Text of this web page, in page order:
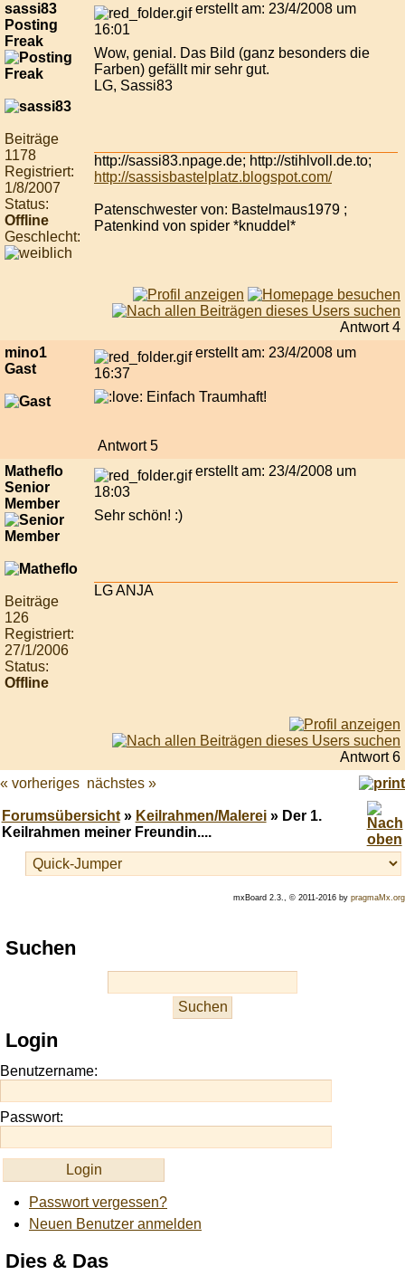
sassi83
Posting
Freak
Beiträge
1178
Registriert:
1/8/2007
Status:
Offline
Geschlecht:
erstellt am: 23/4/2008 um
16:01
Wow, genial. Das Bild (ganz besonders die
Farben) gefällt mir sehr gut.
LG, Sassi83
http://sassi83.npage.de; http://stihlvoll.de.to;
http://sassisbastelplatz.blogspot.com/
Patenschwester von: Bastelmaus1979 ;
Patenkind von spider *knuddel*
Antwort 4
mino1
Gast
erstellt am: 23/4/2008 um
16:37
Einfach Traumhaft!
Antwort 5
Matheflo
Senior
Member
Beiträge
126
Registriert:
27/1/2006
Status:
Offline
erstellt am: 23/4/2008 um
18:03
Sehr schön! :)
LG ANJA
Antwort 6
« vorheriges nächstes »
Forumsübersicht» Keilrahmen/Malerei» Der 1.
Keilrahmen meiner Freundin....
mxBoard 2.3., © 2011-2016 by pragmaMx.org
Play
best
site
https://onlineslots.money/
Suchen
Login
Benutzername:
Passwort:
Passwort vergessen?
Neuen Benutzer anmelden
Dies & Das